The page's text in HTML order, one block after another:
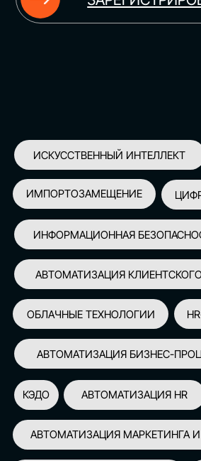
НЕЙРОСЕТИ ДЛЯ БИЗНЕСА
КЭДО
ЦИФРОВИЗАЦИЯ
АВТОМАТИЗАЦИЯ HR
АВТОМАТИЗАЦИЯ МАРКЕТИНГА И ПРОДАЖ
AI-АССИСТЕНТЫ
ИМПОРТОЗАМЕЩЕНИЕ
СПИКЕРОВ
150+
ПАРТНЕРОВ
100+
УЧАСТНИКОВ
2500+